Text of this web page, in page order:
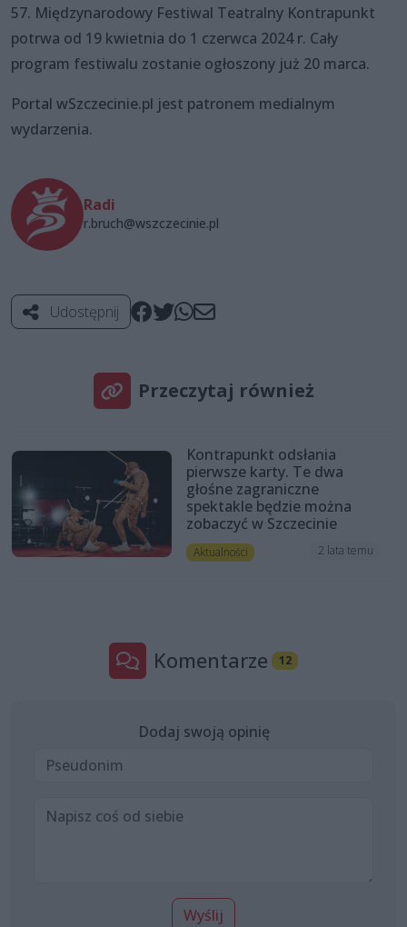
57. Międzynarodowy Festiwal Teatralny Kontrapunkt
potrwa od 19 kwietnia do 1 czerwca 2024 r. Cały
program festiwalu zostanie ogłoszony już 20 marca.
Portal wSzczecinie.pl jest patronem medialnym
wydarzenia.
Radi
r.bruch@wszczecinie.pl
Udostępnij
Przeczytaj również
Kontrapunkt odsłania
pierwsze karty. Te dwa
głośne zagraniczne
spektakle będzie można
zobaczyć w Szczecinie
Aktualności 2 lata temu
Komentarze 12
Dodaj swoją opinię
Wyślij